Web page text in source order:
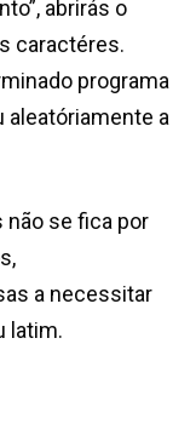
abrirás o
caractéres.
programa
aleatóriamente a
não se fica por
a necessitar
latim.